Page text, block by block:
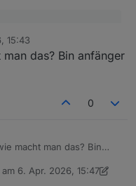
15:43
das? Bin anfänger
0
6. Apr. 2026, 15:47
von Thomas Braun